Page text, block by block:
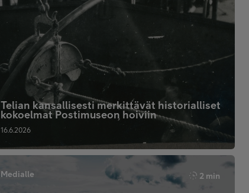
Telian kansallisesti merkittävät historialliset
kokoelmat Postimuseon hoiviin
16.6.2026
Medialle 2 min